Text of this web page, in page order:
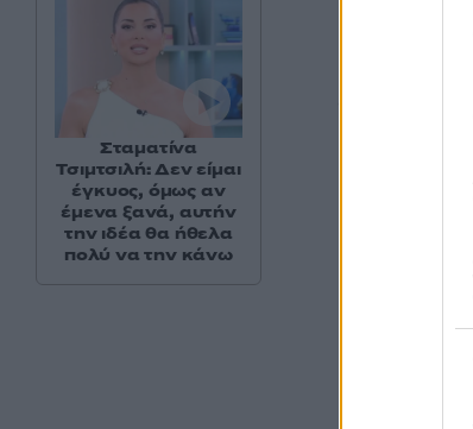
«Όλοι οι
αρνητικά
ή αρνητικά
Σταματίνα
Τσιμτσιλή: Δεν είμαι
έγκυος, όμως αν
έμενα ξανά, αυτήν
την ιδέα θα ήθελα
πολύ να την κάνω